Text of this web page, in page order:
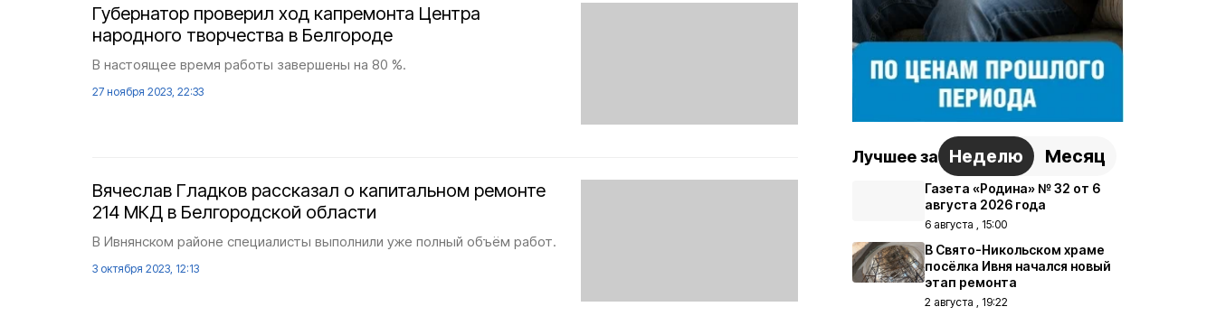
Губернатор проверил ход капремонта Центра
народного творчества в Белгороде
В настоящее время работы завершены на 80 %.
27 ноября 2023, 22:33
Вячеслав Гладков рассказал о капитальном ремонте
214 МКД в Белгородской области
В Ивнянском районе специалисты выполнили уже полный объём работ.
3 октября 2023, 12:13
Лучшее за Неделю Месяц
Газета «Родина» № 32 от 6
августа 2026 года
6 августа , 15:00
В Свято-Никольском храме
посёлка Ивня начался новый
этап ремонта
2 августа , 19:22